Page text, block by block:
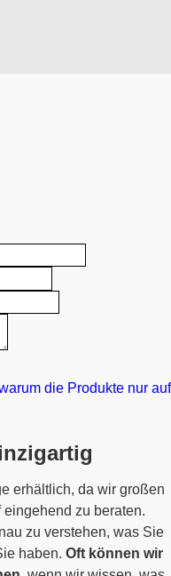
die Produkte nur auf
erhältlich, da wir großen
zu beraten.
zu verstehen, was Sie
haben. Oft können wir